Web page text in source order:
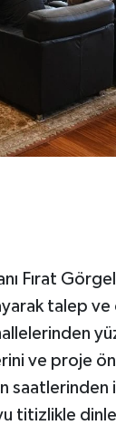
Fırat
talep
ve proje
titizlikle